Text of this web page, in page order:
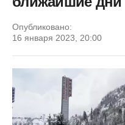
Опубликовано:
16 января 2023, 20:00